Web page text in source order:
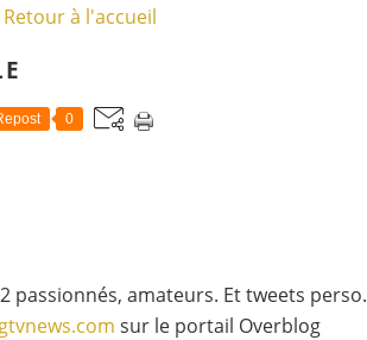
Retour à l'accueil
0
passionnés, amateurs. Et tweets perso.
sur le portail Overblog